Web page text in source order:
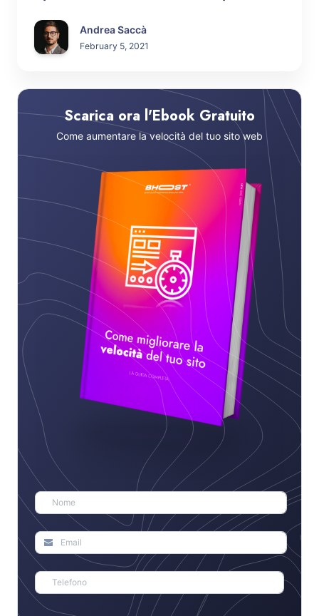
Andrea Saccà
February 5, 2021
Scarica ora l'Ebook Gratuito
Come aumentare la velocità del tuo sito web